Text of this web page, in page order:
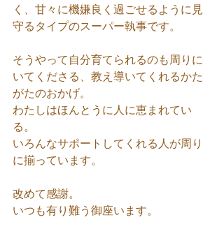
く、甘々に機嫌良く過ごせるように見
守るタイプのスーパー執事です。
そうやって自分育てられるのも周りに
いてくださる、教え導いてくれるかた
がたのおかげ。
わたしはほんとうに人に恵まれてい
る。
いろんなサポートしてくれる人が周り
に揃っています。
改めて感謝。
いつも有り難う御座います。